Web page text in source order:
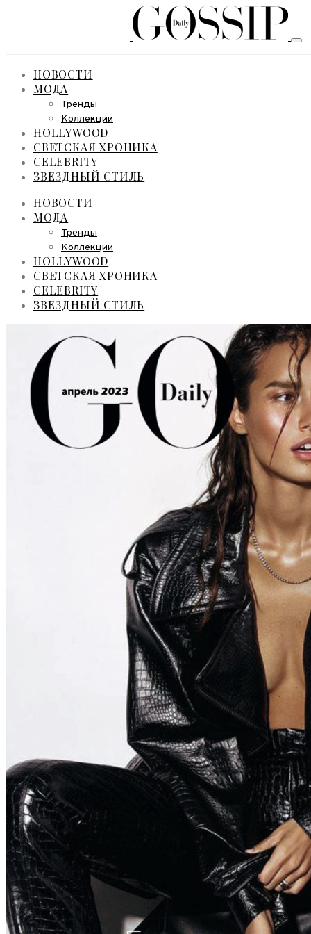
НОВОСТИ
МОДА
Тренды
Коллекции
HOLLYWOOD
СВЕТСКАЯ ХРОНИКА
CELEBRITY
ЗВЕЗДНЫЙ СТИЛЬ
НОВОСТИ
МОДА
Тренды
Коллекции
HOLLYWOOD
СВЕТСКАЯ ХРОНИКА
CELEBRITY
ЗВЕЗДНЫЙ СТИЛЬ